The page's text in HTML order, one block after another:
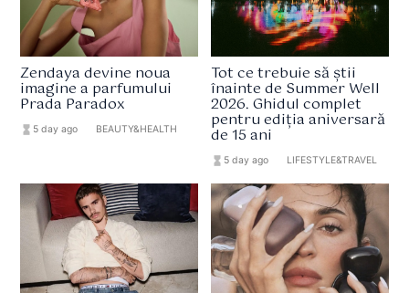
Zendaya devine noua
imagine a parfumului
Prada Paradox
hourglass_full 5 day ago BEAUTY&HEALTH
Tot ce trebuie să știi
înainte de Summer Well
2026. Ghidul complet
pentru ediția aniversară
de 15 ani
hourglass_full 5 day ago LIFESTYLE&TRAVEL